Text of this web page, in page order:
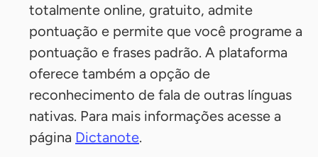
totalmente online, gratuito, admite
pontuação e permite que você programe a
pontuação e frases padrão. A plataforma
oferece também a opção de
reconhecimento de fala de outras línguas
nativas. Para mais informações acesse a
página Dictanote.